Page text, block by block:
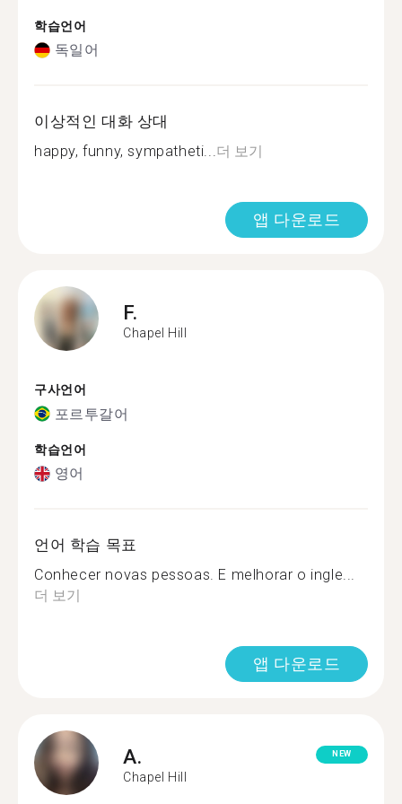
학습언어
독일어
이상적인 대화 상대
happy, funny, sympatheti...더 보기
앱 다운로드
F.
Chapel Hill
구사언어
포르투갈어
학습언어
영어
언어 학습 목표
Conhecer novas pessoas. E melhorar o ingle...
더 보기
앱 다운로드
A.
Chapel Hill
NEW